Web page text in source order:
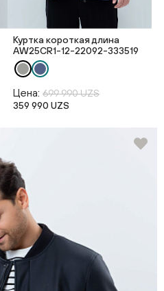
Куртка короткая длина
AW25CR1-12-22092-333519
Цена: 699 990 UZS
359 990 UZS